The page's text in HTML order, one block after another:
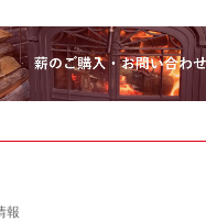
報